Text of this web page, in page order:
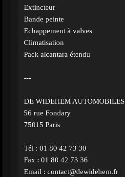
Extincteur
Bande peinte
Echappement à valves
Climatisation
Pack alcantara étendu
---
DE WIDEHEM AUTOMOBILES
56 rue Fondary
75015 Paris
Tél : 01 80 42 73 30
Fax : 01 80 42 73 36
Email : contact@dewidehem.fr